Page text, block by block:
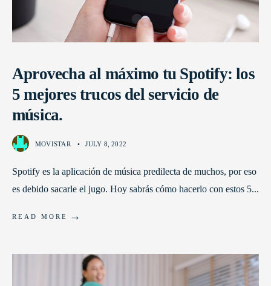
Aprovecha al máximo tu Spotify: los
5 mejores trucos del servicio de
música.
MOVISTAR • JULY 8, 2022
Spotify es la aplicación de música predilecta de muchos, por eso
es debido sacarle el jugo. Hoy sabrás cómo hacerlo con estos 5...
READ MORE →